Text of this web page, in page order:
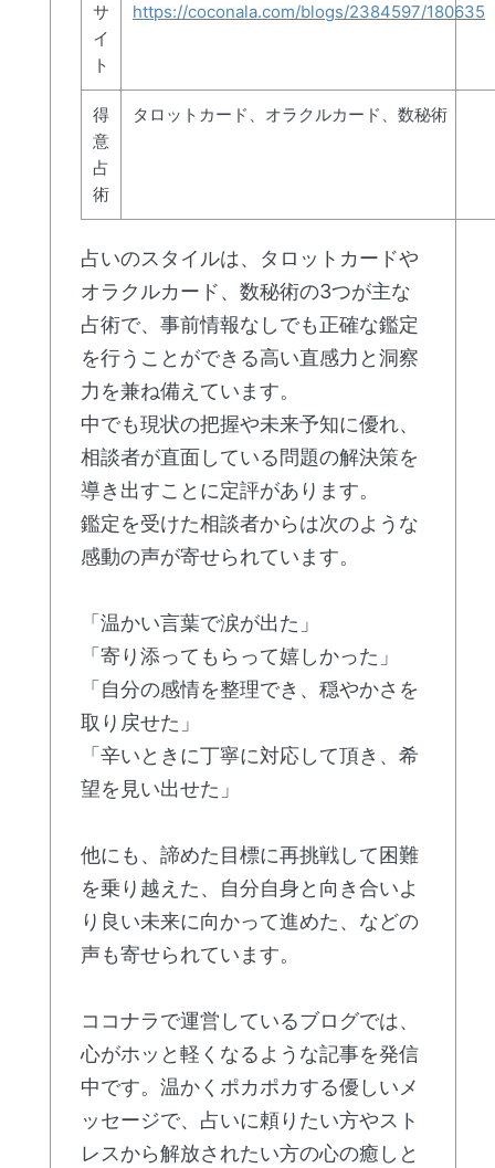
サ
イ
ト
https://coconala.com/blogs/2384597/180635
得
意
占
術
タロットカード、オラクルカード、数秘術
占いのスタイルは、タロットカードや
オラクルカード、数秘術の3つが主な
占術で、事前情報なしでも正確な鑑定
を行うことができる高い直感力と洞察
力を兼ね備えています。
中でも現状の把握や未来予知に優れ、
相談者が直面している問題の解決策を
導き出すことに定評があります。
鑑定を受けた相談者からは次のような
感動の声が寄せられています。
「温かい言葉で涙が出た」
「寄り添ってもらって嬉しかった」
「自分の感情を整理でき、穏やかさを
取り戻せた」
「辛いときに丁寧に対応して頂き、希
望を見い出せた」
他にも、諦めた目標に再挑戦して困難
を乗り越えた、自分自身と向き合いよ
り良い未来に向かって進めた、などの
声も寄せられています。
ココナラで運営しているブログでは、
心がホッと軽くなるような記事を発信
中です。温かくポカポカする優しいメ
ッセージで、占いに頼りたい方やスト
レスから解放されたい方の心の癒しと